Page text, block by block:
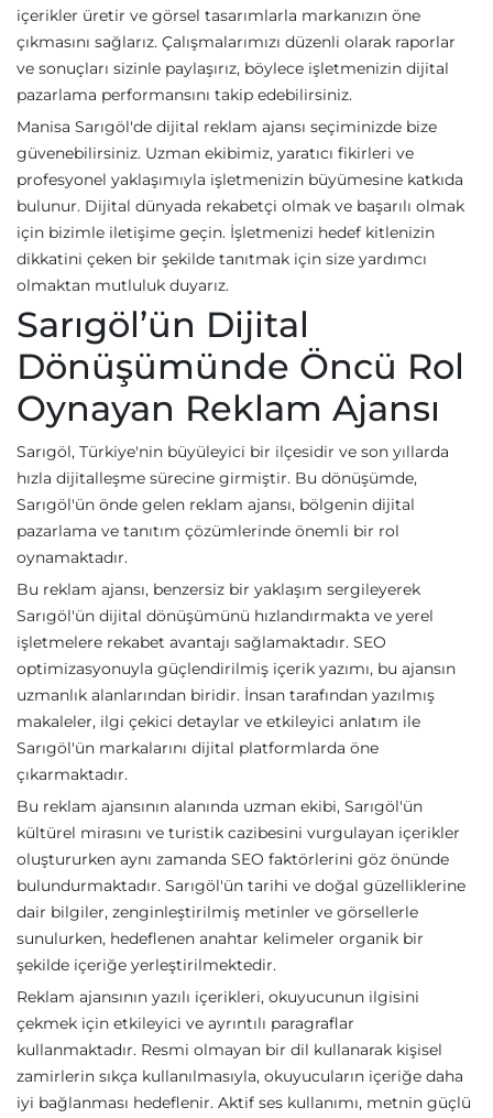
içerikler üretir ve görsel tasarımlarla markanızın öne
çıkmasını sağlarız. Çalışmalarımızı düzenli olarak raporlar
ve sonuçları sizinle paylaşırız, böylece işletmenizin dijital
pazarlama performansını takip edebilirsiniz.
Manisa Sarıgöl'de dijital reklam ajansı seçiminizde bize
güvenebilirsiniz. Uzman ekibimiz, yaratıcı fikirleri ve
profesyonel yaklaşımıyla işletmenizin büyümesine katkıda
bulunur. Dijital dünyada rekabetçi olmak ve başarılı olmak
için bizimle iletişime geçin. İşletmenizi hedef kitlenizin
dikkatini çeken bir şekilde tanıtmak için size yardımcı
olmaktan mutluluk duyarız.
Sarıgöl’ün Dijital
Dönüşümünde Öncü Rol
Oynayan Reklam Ajansı
Sarıgöl, Türkiye'nin büyüleyici bir ilçesidir ve son yıllarda
hızla dijitalleşme sürecine girmiştir. Bu dönüşümde,
Sarıgöl'ün önde gelen reklam ajansı, bölgenin dijital
pazarlama ve tanıtım çözümlerinde önemli bir rol
oynamaktadır.
Bu reklam ajansı, benzersiz bir yaklaşım sergileyerek
Sarıgöl'ün dijital dönüşümünü hızlandırmakta ve yerel
işletmelere rekabet avantajı sağlamaktadır. SEO
optimizasyonuyla güçlendirilmiş içerik yazımı, bu ajansın
uzmanlık alanlarından biridir. İnsan tarafından yazılmış
makaleler, ilgi çekici detaylar ve etkileyici anlatım ile
Sarıgöl'ün markalarını dijital platformlarda öne
çıkarmaktadır.
Bu reklam ajansının alanında uzman ekibi, Sarıgöl'ün
kültürel mirasını ve turistik cazibesini vurgulayan içerikler
oluştururken aynı zamanda SEO faktörlerini göz önünde
bulundurmaktadır. Sarıgöl'ün tarihi ve doğal güzelliklerine
dair bilgiler, zenginleştirilmiş metinler ve görsellerle
sunulurken, hedeflenen anahtar kelimeler organik bir
şekilde içeriğe yerleştirilmektedir.
Reklam ajansının yazılı içerikleri, okuyucunun ilgisini
çekmek için etkileyici ve ayrıntılı paragraflar
kullanmaktadır. Resmi olmayan bir dil kullanarak kişisel
zamirlerin sıkça kullanılmasıyla, okuyucuların içeriğe daha
iyi bağlanması hedeflenir. Aktif ses kullanımı, metnin güçlü